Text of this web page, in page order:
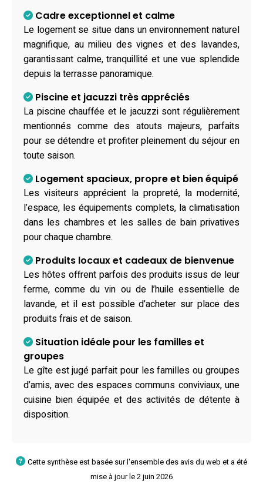
Cadre exceptionnel et calme
Le logement se situe dans un environnement naturel
magnifique, au milieu des vignes et des lavandes,
garantissant calme, tranquillité et une vue splendide
depuis la terrasse panoramique.
Piscine et jacuzzi très appréciés
La piscine chauffée et le jacuzzi sont régulièrement
mentionnés comme des atouts majeurs, parfaits
pour se détendre et profiter pleinement du séjour en
toute saison.
Logement spacieux, propre et bien équipé
Les visiteurs apprécient la propreté, la modernité,
l’espace, les équipements complets, la climatisation
dans les chambres et les salles de bain privatives
pour chaque chambre.
Produits locaux et cadeaux de bienvenue
Les hôtes offrent parfois des produits issus de leur
ferme, comme du vin ou de l’huile essentielle de
lavande, et il est possible d’acheter sur place des
produits frais et de saison.
Situation idéale pour les familles et
groupes
Le gîte est jugé parfait pour les familles ou groupes
d’amis, avec des espaces communs conviviaux, une
cuisine bien équipée et des activités de détente à
disposition.
Cette synthèse est basée sur l'ensemble des avis du web et a été
mise à jour le 2 juin 2026